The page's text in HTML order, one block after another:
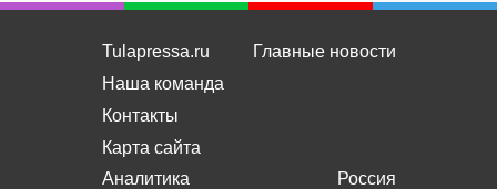
Tulapressa.ru
Наша команда
Контакты
Карта сайта
Главные новости
Аналитика
Россия